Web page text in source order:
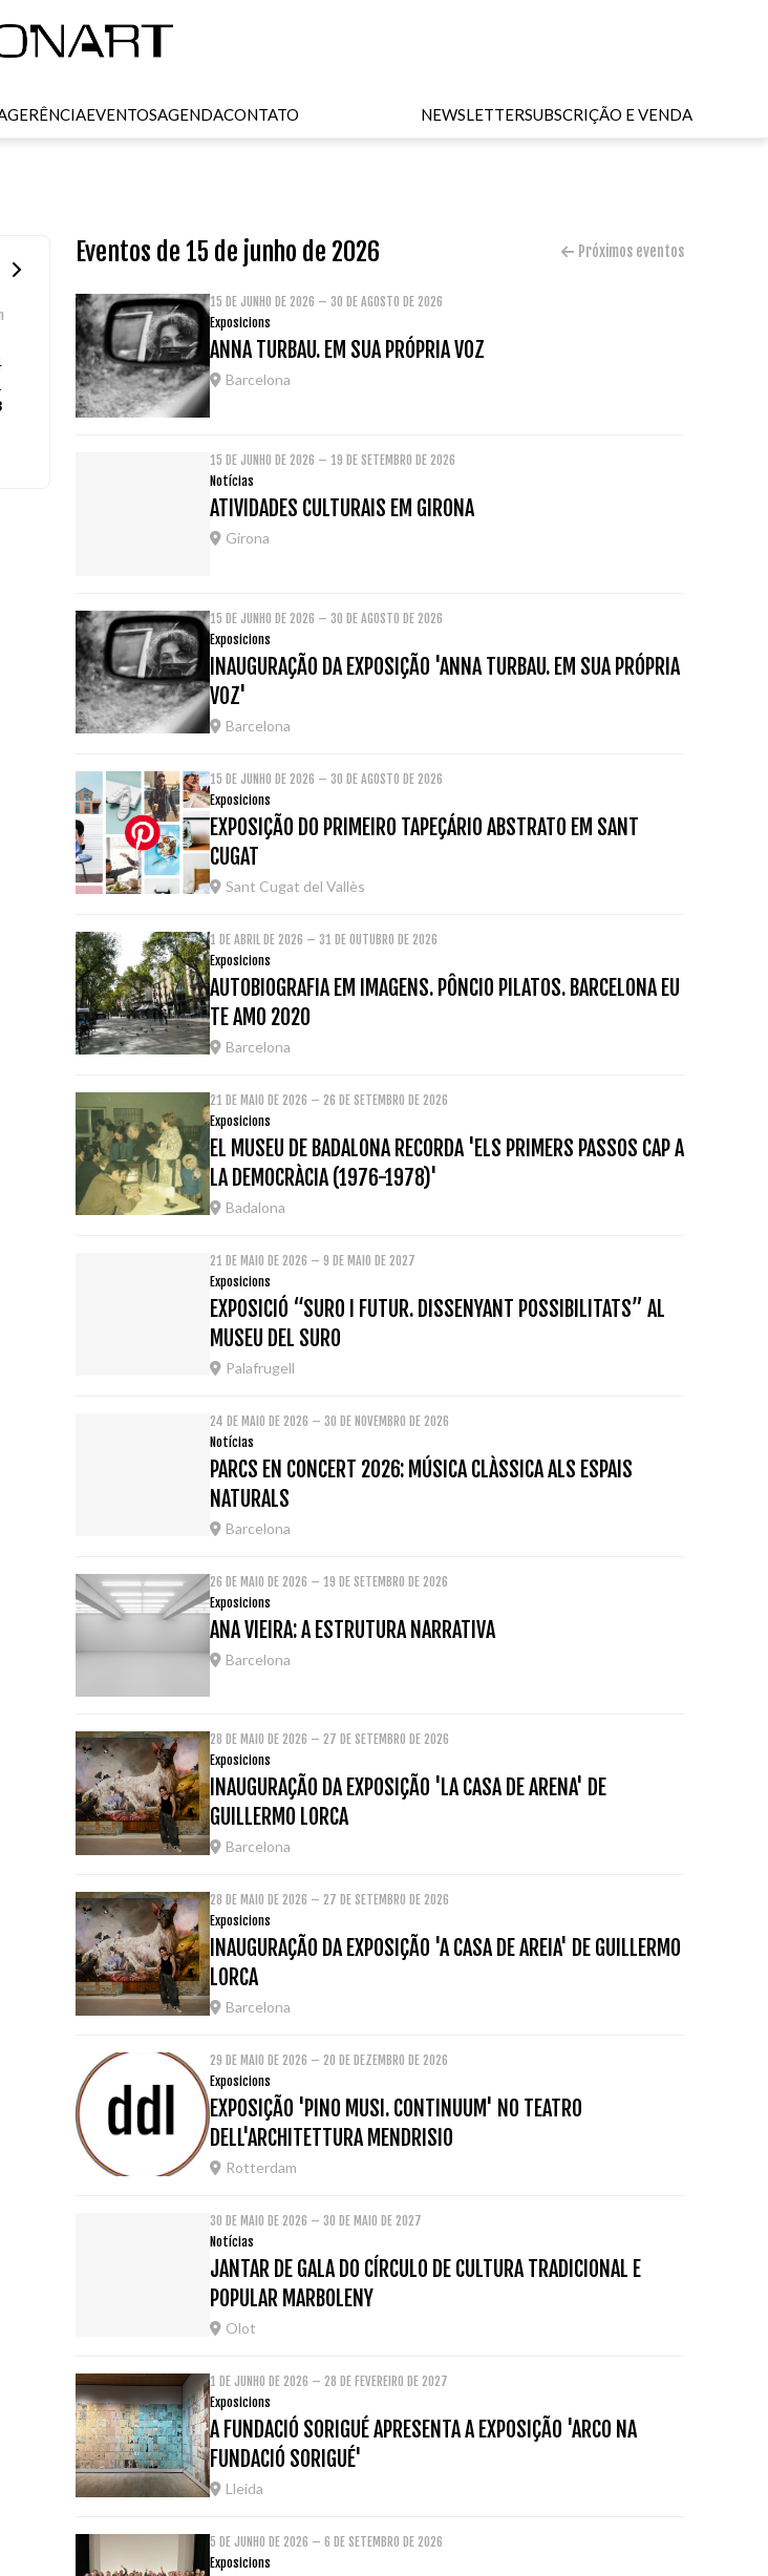
GERÊNCIAEVENTOSAGENDACONTATO NEWSLETTERSUBSCRIÇÃO E VENDA
Eventos de 15 de junho de 2026 Próximos eventos
15 DE JUNHO DE 2026 – 30 DE AGOSTO DE 2026
Exposicions
ANNA TURBAU. EM SUA PRÓPRIA VOZ
Barcelona
15 DE JUNHO DE 2026 – 19 DE SETEMBRO DE 2026
Notícias
ATIVIDADES CULTURAIS EM GIRONA
Girona
15 DE JUNHO DE 2026 – 30 DE AGOSTO DE 2026
Exposicions
INAUGURAÇÃO DA EXPOSIÇÃO 'ANNA TURBAU. EM SUA PRÓPRIA
VOZ'
Barcelona
15 DE JUNHO DE 2026 – 30 DE AGOSTO DE 2026
Exposicions
EXPOSIÇÃO DO PRIMEIRO TAPEÇÁRIO ABSTRATO EM SANT
CUGAT
Sant Cugat del Vallès
1 DE ABRIL DE 2026 – 31 DE OUTUBRO DE 2026
Exposicions
AUTOBIOGRAFIA EM IMAGENS. PÔNCIO PILATOS. BARCELONA EU
TE AMO 2020
Barcelona
21 DE MAIO DE 2026 – 26 DE SETEMBRO DE 2026
Exposicions
EL MUSEU DE BADALONA RECORDA 'ELS PRIMERS PASSOS CAP A
LA DEMOCRÀCIA (1976-1978)'
Badalona
21 DE MAIO DE 2026 – 9 DE MAIO DE 2027
Exposicions
EXPOSICIÓ “SURO I FUTUR. DISSENYANT POSSIBILITATS” AL
MUSEU DEL SURO
Palafrugell
24 DE MAIO DE 2026 – 30 DE NOVEMBRO DE 2026
Notícias
PARCS EN CONCERT 2026: MÚSICA CLÀSSICA ALS ESPAIS
NATURALS
Barcelona
26 DE MAIO DE 2026 – 19 DE SETEMBRO DE 2026
Exposicions
ANA VIEIRA: A ESTRUTURA NARRATIVA
Barcelona
28 DE MAIO DE 2026 – 27 DE SETEMBRO DE 2026
Exposicions
INAUGURAÇÃO DA EXPOSIÇÃO 'LA CASA DE ARENA' DE
GUILLERMO LORCA
Barcelona
28 DE MAIO DE 2026 – 27 DE SETEMBRO DE 2026
Exposicions
INAUGURAÇÃO DA EXPOSIÇÃO 'A CASA DE AREIA' DE GUILLERMO
LORCA
Barcelona
29 DE MAIO DE 2026 – 20 DE DEZEMBRO DE 2026
Exposicions
EXPOSIÇÃO 'PINO MUSI. CONTINUUM' NO TEATRO
DELL'ARCHITETTURA MENDRISIO
Rotterdam
30 DE MAIO DE 2026 – 30 DE MAIO DE 2027
Notícias
JANTAR DE GALA DO CÍRCULO DE CULTURA TRADICIONAL E
POPULAR MARBOLENY
Olot
1 DE JUNHO DE 2026 – 28 DE FEVEREIRO DE 2027
Exposicions
A FUNDACIÓ SORIGUÉ APRESENTA A EXPOSIÇÃO 'ARCO NA
FUNDACIÓ SORIGUÉ'
Lleida
5 DE JUNHO DE 2026 – 6 DE SETEMBRO DE 2026
Exposicions